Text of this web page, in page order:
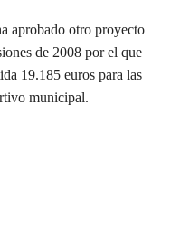
aprobado otro proyecto
de 2008 por el que
19.185 euros para las
municipal.